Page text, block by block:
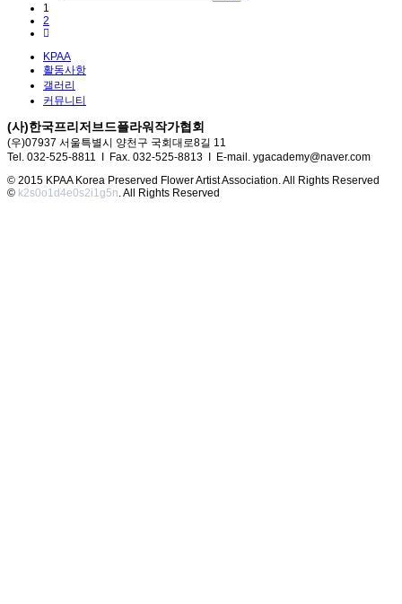
1
2
KPAA
활동사항
갤러리
커뮤니티
(사)한국프리저브드플라워작가협회
(우)07937 서울특별시 양천구 국회대로8길 11
Tel. 032-525-8811 I Fax. 032-525-8813 I E-mail. ygacademy@naver.com
© 2015 KPAA Korea Preserved Flower Artist Association. All Rights Reserved
© k2s0o1d4e0s2i1g5n . All Rights Reserved